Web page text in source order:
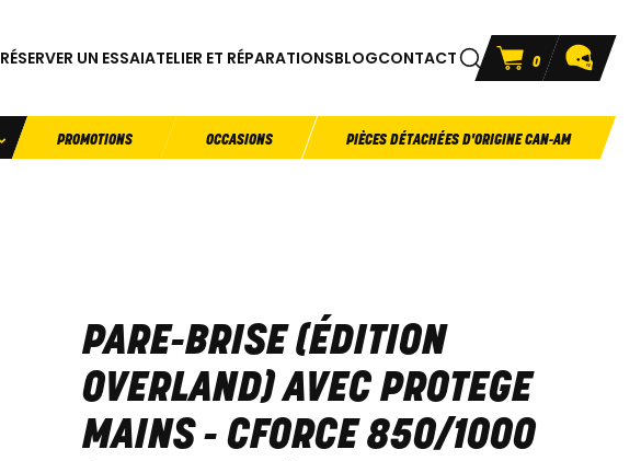
RÉSERVER UN ESSAIATELIER ET RÉPARATIONSBLOGCONTACT 0
PROMOTIONS OCCASIONS PIÈCES DÉTACHÉES D'ORIGINE CAN-AM
PARE-BRISE (ÉDITION
OVERLAND) AVEC PROTEGE
MAINS - CFORCE 850/1000